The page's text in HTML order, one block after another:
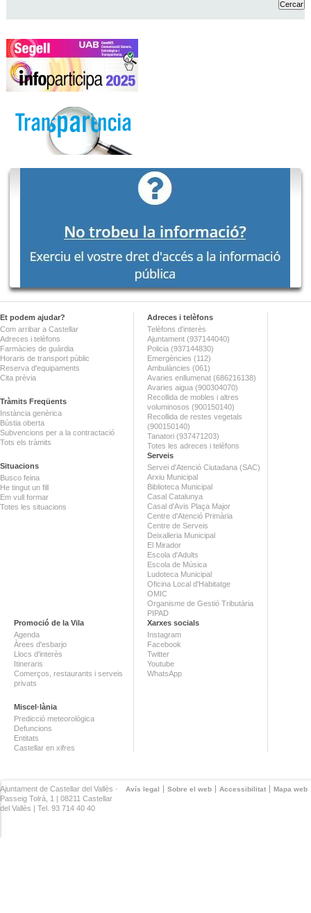
Et podem ajudar?
Com arribar a Castellar
Adreces i telèfons
Farmàcies de guàrdia
Horaris de transport públic
Reserva d'equipaments
Cita prèvia
Tràmits Freqüents
Instància genèrica
Bústia oberta
Subvencions per a la contractació
Tots els tràmits
Situacions
Busco feina
He tingut un fill
Em vull formar
Totes les situacions
Adreces i telèfons
Telèfons d'interès
Ajuntament (937144040)
Policia (937144830)
Emergències (112)
Ambulàncies (061)
Avaries enllumenat (686216138)
Avaries aigua (900304070)
Recollida de mobles i altres
voluminosos (900150140)
Recollida de restes vegetals
(900150140)
Tanatori (937471203)
Totes les adreces i telèfons
Serveis
Servei d'Atenció Ciutadana (SAC)
Arxiu Municipal
Biblioteca Municipal
Casal Catalunya
Casal d'Avis Plaça Major
Centre d'Atenció Primària
Centre de Serveis
Deixalleria Municipal
El Mirador
Escola d'Adults
Escola de Música
Ludoteca Municipal
Oficina Local d'Habitatge
OMIC
Organisme de Gestió Tributària
PIPAD
Promoció de la Vila
Agenda
Àrees d'esbarjo
Llocs d'interès
Itineraris
Comerços, restaurants i serveis
privats
Miscel·lània
Predicció meteorològica
Defuncions
Entitats
Castellar en xifres
Xarxes socials
Instagram
Facebook
Twitter
Youtube
WhatsApp
Avís legal Sobre el web Accessibilitat Mapa web
Ajuntament de Castellar del Vallès ·
Passeig Tolrà, 1 | 08211 Castellar
del Vallès | Tel. 93 714 40 40